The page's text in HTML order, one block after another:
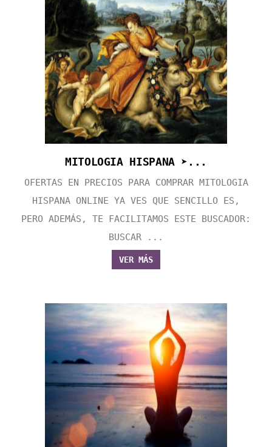
MITOLOGIA HISPANA ➤...
OFERTAS EN PRECIOS PARA COMPRAR MITOLOGIA
HISPANA ONLINE YA VES QUE SENCILLO ES,
PERO ADEMÁS, TE FACILITAMOS ESTE BUSCADOR:
BUSCAR ...
VER MÁS